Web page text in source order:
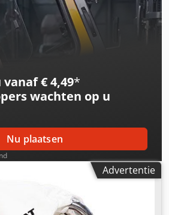
€ 4,49*
wachten op u
Nu plaatsen
Advertentie